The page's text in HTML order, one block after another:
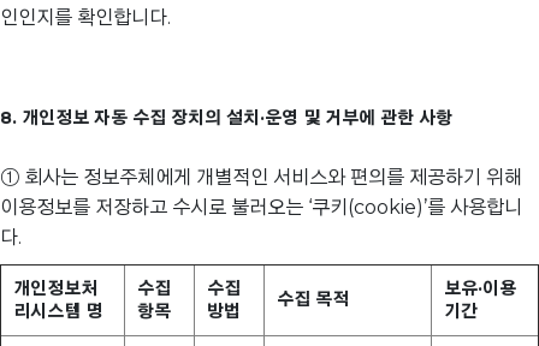
인인지를 확인합니다.
8. 개인정보 자동 수집 장치의 설치·운영 및 거부에 관한 사항
① 회사는 정보주체에게 개별적인 서비스와 편의를 제공하기 위해
이용정보를 저장하고 수시로 불러오는 ‘쿠키(cookie)’를 사용합니
다.
개인정보처
리시스템 명
수집
항목
수집
방법
수집 목적
보유·이용
기간